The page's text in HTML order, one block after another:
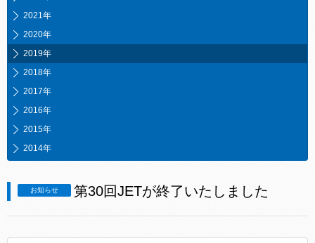
2021年
2020年
2019年
2018年
2017年
2016年
2015年
2014年
第30回JETが終了いたしました
お知らせ